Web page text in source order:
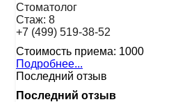
Стоматолог
Стаж: 8
+7 (499) 519-38-52
Стоимость приема: 1000
Подробнее...
Последний отзыв
Последний отзыв